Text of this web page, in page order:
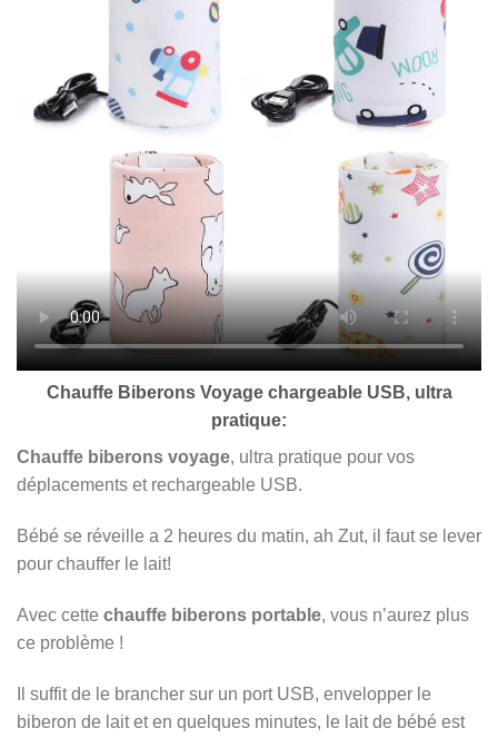
Chauffe Biberons Voyage chargeable USB, ultra
pratique:
Chauffe biberons voyage, ultra pratique pour vos
déplacements et rechargeable USB.
Bébé se réveille a 2 heures du matin, ah Zut, il faut se lever
pour chauffer le lait!
Avec cette chauffe biberons portable, vous n’aurez plus
ce problème !
Il suffit de le brancher sur un port USB, envelopper le
biberon de lait et en quelques minutes, le lait de bébé est